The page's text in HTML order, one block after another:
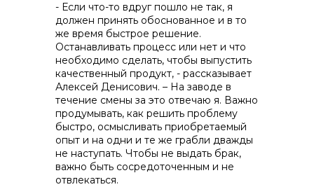
- Если что-то вдруг пошло не так, я
должен принять обоснованное и в то
же время быстрое решение.
Останавливать процесс или нет и что
необходимо сделать, чтобы выпустить
качественный продукт, - рассказывает
Алексей Денисович. – На заводе в
течение смены за это отвечаю я. Важно
продумывать, как решить проблему
быстро, осмысливать приобретаемый
опыт и на одни и те же грабли дважды
не наступать. Чтобы не выдать брак,
важно быть сосредоточенным и не
отвлекаться.